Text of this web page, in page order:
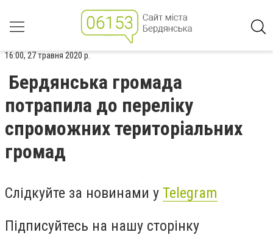
16:00, 27 травня 2020 р.
Бердянська громада
потрапила до переліку
спроможних територіальних
громад
Слідкуйте за новинами у Telegram
Підписуйтесь на нашу сторінку